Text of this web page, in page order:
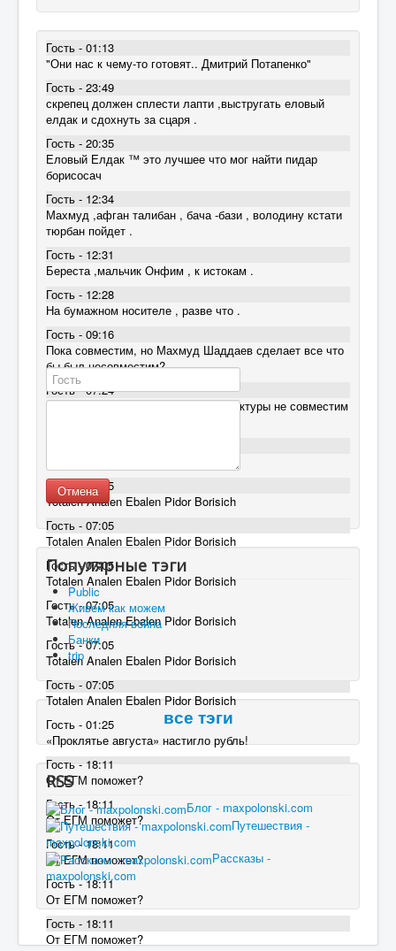
Гость - 01:13
"Они нас к чему-то готовят.. Дмитрий Потапенко"
Гость - 23:49
скрепец должен сплести лапти ,выстругать еловый
елдак и сдохнуть за сцаря .
Гость - 20:35
Еловый Елдак ™ это лучшее что мог найти пидар
борисосач
Гость - 12:34
Махмуд ,афган талибан , бача -бази , володину кстати
тюрбан пойдет .
Гость - 12:31
Береста ,мальчик Онфим , к истокам .
Гость - 12:28
На бумажном носителе , разве что .
Гость - 09:16
Пока совместим, но Махмуд Шаддаев сделает все что
бы был несовместим?
Гость - 07:24
Русский Интернет на уровне архитектуры не совместим
Гость - 07:05
Totalen Analen Ebalen Pidor Borisich
Гость - 07:05
Totalen Analen Ebalen Pidor Borisich
Гость - 07:05
Totalen Analen Ebalen Pidor Borisich
Гость - 07:05
Totalen Analen Ebalen Pidor Borisich
Гость - 07:05
Totalen Analen Ebalen Pidor Borisich
Гость - 07:05
Totalen Analen Ebalen Pidor Borisich
Гость - 01:25
«Проклятье августа» настигло рубль!
Гость - 18:11
От ЕГМ поможет?
Гость - 18:11
От ЕГМ поможет?
Гость - 18:11
От ЕГМ поможет?
Гость - 18:11
От ЕГМ поможет?
Гость - 18:11
От ЕГМ поможет?
Отмена
Популярные тэги
Public
Живем как можем
Последняя война
Банки
trip
все тэги
RSS
Блог - maxpolonski.com
Путешествия -
maxpolonski.com
Рассказы -
maxpolonski.com